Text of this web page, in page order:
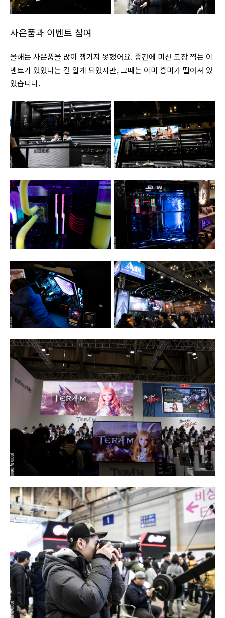
사은품과 이벤트 참여
올해는 사은품을 많이 챙기지 못했어요. 중간에 미션 도장 찍는 이
벤트가 있었다는 걸 알게 되었지만, 그때는 이미 흥미가 떨어져 있
었습니다.